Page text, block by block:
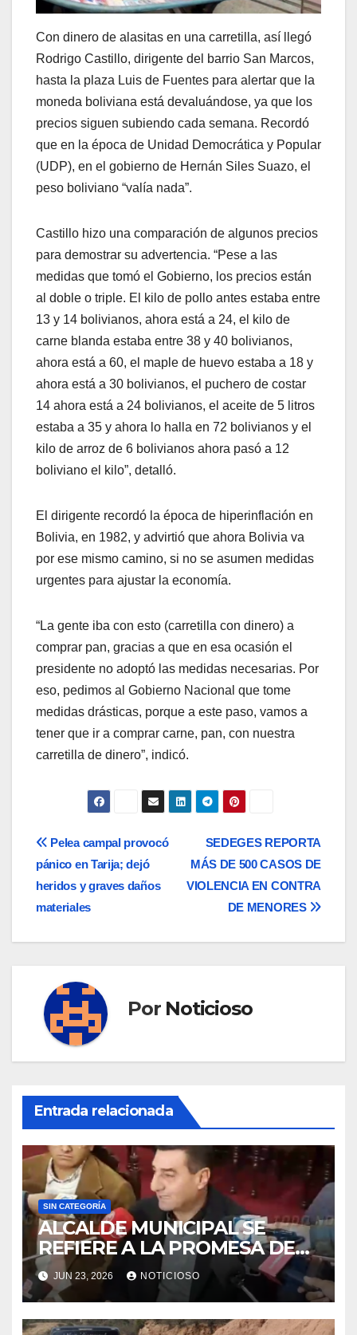
Con dinero de alasitas en una carretilla, así llegó
Rodrigo Castillo, dirigente del barrio San Marcos,
hasta la plaza Luis de Fuentes para alertar que la
moneda boliviana está devaluándose, ya que los
precios siguen subiendo cada semana. Recordó
que en la época de Unidad Democrática y Popular
(UDP), en el gobierno de Hernán Siles Suazo, el
peso boliviano “valía nada”.
Castillo hizo una comparación de algunos precios
para demostrar su advertencia. “Pese a las
medidas que tomó el Gobierno, los precios están
al doble o triple. El kilo de pollo antes estaba entre
13 y 14 bolivianos, ahora está a 24, el kilo de
carne blanda estaba entre 38 y 40 bolivianos,
ahora está a 60, el maple de huevo estaba a 18 y
ahora está a 30 bolivianos, el puchero de costar
14 ahora está a 24 bolivianos, el aceite de 5 litros
estaba a 35 y ahora lo halla en 72 bolivianos y el
kilo de arroz de 6 bolivianos ahora pasó a 12
boliviano el kilo”, detalló.
El dirigente recordó la época de hiperinflación en
Bolivia, en 1982, y advirtió que ahora Bolivia va
por ese mismo camino, si no se asumen medidas
urgentes para ajustar la economía.
“La gente iba con esto (carretilla con dinero) a
comprar pan, gracias a que en esa ocasión el
presidente no adoptó las medidas necesarias. Por
eso, pedimos al Gobierno Nacional que tome
medidas drásticas, porque a este paso, vamos a
tener que ir a comprar carne, pan, con nuestra
carretilla de dinero”, indicó.
Navegación
de
entradas
SEDEGES REPORTA
MÁS DE 500 CASOS DE
VIOLENCIA EN CONTRA
DE MENORES
Pelea campal provocó
pánico en Tarija; dejó
heridos y graves daños
materiales
Por Noticioso
Entrada relacionada
SIN CATEGORÍA
ALCALDE MUNICIPAL SE
REFIERE A LA PROMESA DE
PRESIDENTE DEL 50% A
ALCALDÍAS QUE AUN ESTA
EN ESPERA.
JUN 23, 2026 NOTICIOSO